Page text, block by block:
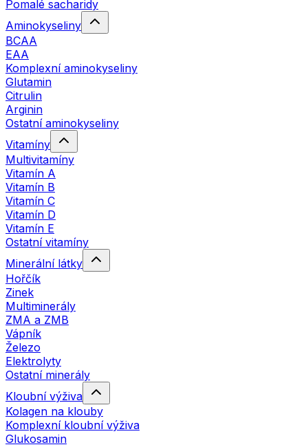
Pomalé sacharidy
Aminokyseliny
BCAA
EAA
Komplexní aminokyseliny
Glutamin
Citrulin
Arginin
Ostatní aminokyseliny
Vitamíny
Multivitamíny
Vitamín A
Vitamín B
Vitamín C
Vitamín D
Vitamín E
Ostatní vitamíny
Minerální látky
Hořčík
Zinek
Multiminerály
ZMA a ZMB
Vápník
Železo
Elektrolyty
Ostatní minerály
Kloubní výživa
Kolagen na klouby
Komplexní kloubní výživa
Glukosamin